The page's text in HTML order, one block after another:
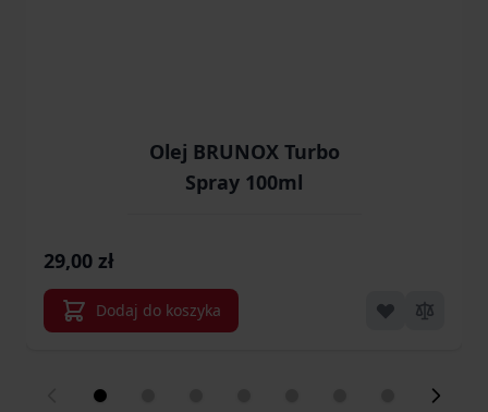
Olej BRUNOX Turbo
Spray 100ml
29,00 zł
Dodaj do koszyka